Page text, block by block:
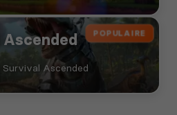
POPULAIRE
Ascended